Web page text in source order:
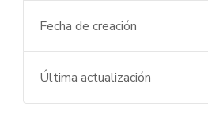
Fecha de creación
Última actualización